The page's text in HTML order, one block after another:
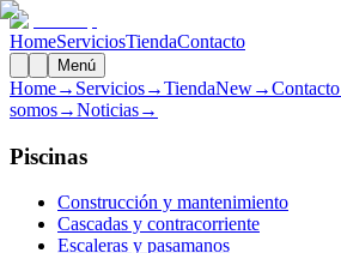
HomeServiciosTiendaContacto
Menú
Home→ Servicios→TiendaNew→Contacto
somos→Noticias→
Piscinas
Construcción y mantenimiento
Cascadas y contracorriente
Escaleras y pasamanos